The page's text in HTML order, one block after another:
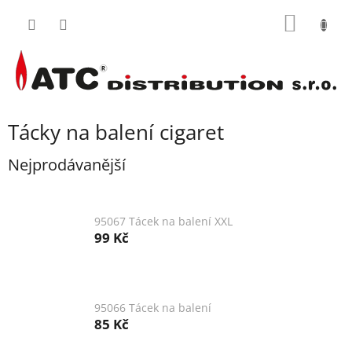
Tácky na balení cigaret
Nejprodávanější
95067 Tácek na balení XXL
99 Kč
95066 Tácek na balení
85 Kč